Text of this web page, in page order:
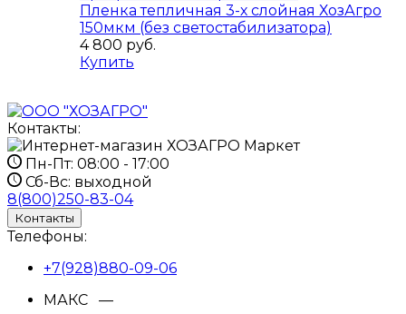
Пленка тепличная 3-х слойная ХозАгро
150мкм (без светостабилизатора)
4 800 руб.
Купить
Контакты:
Пн-Пт: 08:00 - 17:00
Сб-Вс: выходной
8(800)250-83-04
Контакты
Телефоны:
+7(928)880-09-06
МАКС —